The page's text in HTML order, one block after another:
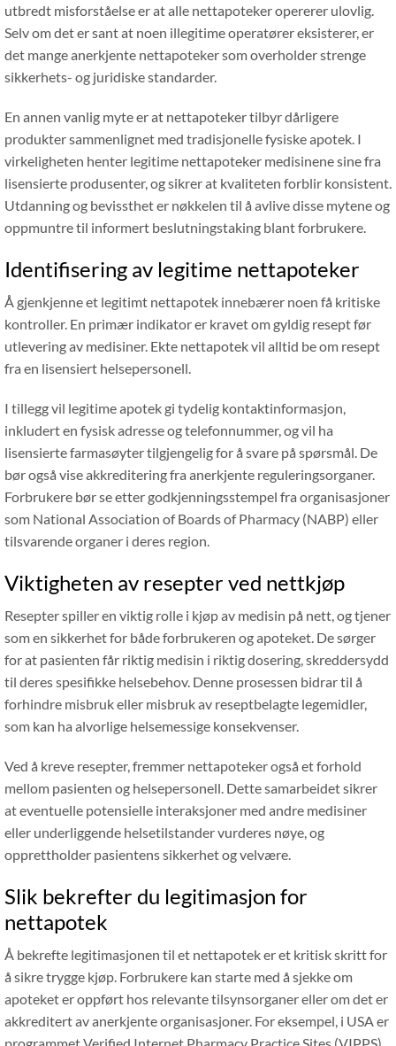
utbredt misforståelse er at alle nettapoteker opererer ulovlig.
Selv om det er sant at noen illegitime operatører eksisterer, er
det mange anerkjente nettapoteker som overholder strenge
sikkerhets- og juridiske standarder.
En annen vanlig myte er at nettapoteker tilbyr dårligere
produkter sammenlignet med tradisjonelle fysiske apotek. I
virkeligheten henter legitime nettapoteker medisinene sine fra
lisensierte produsenter, og sikrer at kvaliteten forblir konsistent.
Utdanning og bevissthet er nøkkelen til å avlive disse mytene og
oppmuntre til informert beslutningstaking blant forbrukere.
Identifisering av legitime nettapoteker
Å gjenkjenne et legitimt nettapotek innebærer noen få kritiske
kontroller. En primær indikator er kravet om gyldig resept før
utlevering av medisiner. Ekte nettapotek vil alltid be om resept
fra en lisensiert helsepersonell.
I tillegg vil legitime apotek gi tydelig kontaktinformasjon,
inkludert en fysisk adresse og telefonnummer, og vil ha
lisensierte farmasøyter tilgjengelig for å svare på spørsmål. De
bør også vise akkreditering fra anerkjente reguleringsorganer.
Forbrukere bør se etter godkjenningsstempel fra organisasjoner
som National Association of Boards of Pharmacy (NABP) eller
tilsvarende organer i deres region.
Viktigheten av resepter ved nettkjøp
Resepter spiller en viktig rolle i kjøp av medisin på nett, og tjener
som en sikkerhet for både forbrukeren og apoteket. De sørger
for at pasienten får riktig medisin i riktig dosering, skreddersydd
til deres spesifikke helsebehov. Denne prosessen bidrar til å
forhindre misbruk eller misbruk av reseptbelagte legemidler,
som kan ha alvorlige helsemessige konsekvenser.
Ved å kreve resepter, fremmer nettapoteker også et forhold
mellom pasienten og helsepersonell. Dette samarbeidet sikrer
at eventuelle potensielle interaksjoner med andre medisiner
eller underliggende helsetilstander vurderes nøye, og
opprettholder pasientens sikkerhet og velvære.
Slik bekrefter du legitimasjon for
nettapotek
Å bekrefte legitimasjonen til et nettapotek er et kritisk skritt for
å sikre trygge kjøp. Forbrukere kan starte med å sjekke om
apoteket er oppført hos relevante tilsynsorganer eller om det er
akkreditert av anerkjente organisasjoner. For eksempel, i USA er